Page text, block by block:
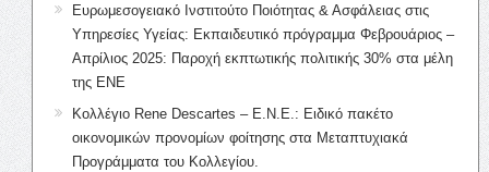
Ευρωμεσογειακό Ινστιτούτο Ποιότητας & Ασφάλειας στις
Υπηρεσίες Υγείας: Εκπαιδευτικό πρόγραμμα Φεβρουάριος –
Απρίλιος 2025: Παροχή εκπτωτικής πολιτικής 30% στα μέλη
της ΕΝΕ
Κολλέγιο Rene Descartes – Ε.Ν.Ε.: Ειδικό πακέτο
οικονομικών προνομίων φοίτησης στα Μεταπτυχιακά
Προγράμματα του Κολλεγίου.